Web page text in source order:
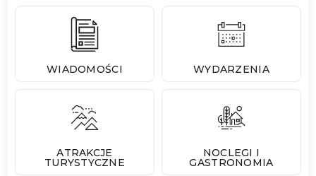
WIADOMOŚCI WYDARZENIA
ATRAKCJE
TURYSTYCZNE
NOCLEGI I
GASTRONOMIA